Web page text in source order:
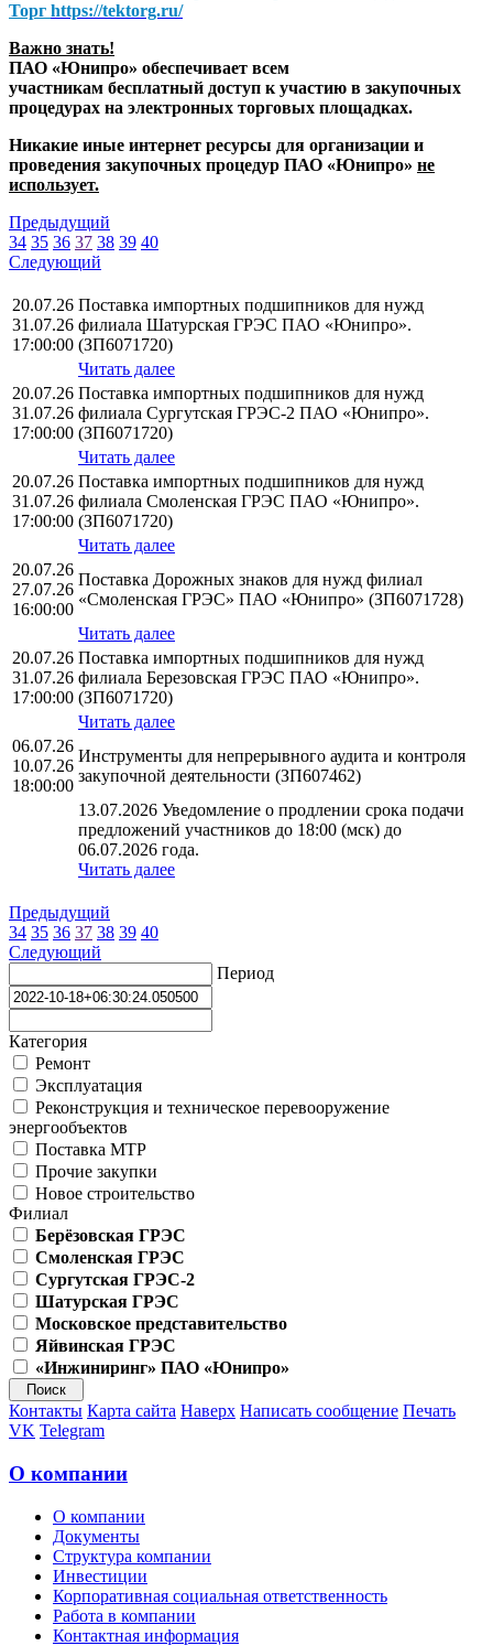
Торг https://tektorg.ru/
Важно знать!
ПАО «Юнипро» обеспечивает всем
участникам бесплатный доступ к участию в закупочных
процедурах на электронных торговых площадках.
Никакие иные интернет ресурсы для организации и
проведения закупочных процедур ПАО «Юнипро» не
использует.
Предыдущий
34 35 36 37 38 39 40
Следующий
20.07.26
31.07.26
17:00:00
Поставка импортных подшипников для нужд
филиала Шатурская ГРЭС ПАО «Юнипро».
(ЗП6071720)
Читать далее
20.07.26
31.07.26
17:00:00
Поставка импортных подшипников для нужд
филиала Сургутская ГРЭС-2 ПАО «Юнипро».
(ЗП6071720)
Читать далее
20.07.26
31.07.26
17:00:00
Поставка импортных подшипников для нужд
филиала Смоленская ГРЭС ПАО «Юнипро».
(ЗП6071720)
Читать далее
20.07.26
27.07.26
16:00:00
Поставка Дорожных знаков для нужд филиал
«Смоленская ГРЭС» ПАО «Юнипро» (ЗП6071728)
Читать далее
20.07.26
31.07.26
17:00:00
Поставка импортных подшипников для нужд
филиала Березовская ГРЭС ПАО «Юнипро».
(ЗП6071720)
Читать далее
06.07.26
10.07.26
18:00:00
Инструменты для непрерывного аудита и контроля
закупочной деятельности (ЗП607462)
13.07.2026 Уведомление о продлении срока подачи
предложений участников до 18:00 (мск) до
06.07.2026 года.
Читать далее
Предыдущий
34 35 36 37 38 39 40
Следующий
Период
Категория
Ремонт
Эксплуатация
Реконструкция и техническое перевооружение
энергообъектов
Поставка МТР
Прочие закупки
Новое строительство
Филиал
Берёзовская ГРЭС
Смоленская ГРЭС
Сургутская ГРЭС-2
Шатурская ГРЭС
Московское представительство
Яйвинская ГРЭС
«Инжиниринг» ПАО «Юнипро»
Контакты Карта сайта Наверх Написать сообщение Печать
VK Telegram
О компании
О компании
Документы
Структура компании
Инвестиции
Корпоративная социальная ответственность
Работа в компании
Контактная информация